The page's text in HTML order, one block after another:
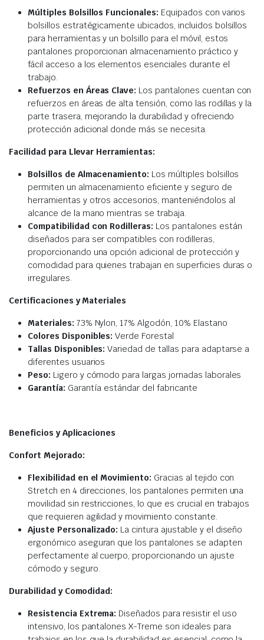
Múltiples Bolsillos Funcionales: Equipados con varios
bolsillos estratégicamente ubicados, incluidos bolsillos
para herramientas y un bolsillo para el móvil, estos
pantalones proporcionan almacenamiento práctico y
fácil acceso a los elementos esenciales durante el
trabajo.
Refuerzos en Áreas Clave: Los pantalones cuentan con
refuerzos en áreas de alta tensión, como las rodillas y la
parte trasera, mejorando la durabilidad y ofreciendo
protección adicional donde más se necesita.
Facilidad para Llevar Herramientas:
Bolsillos de Almacenamiento: Los múltiples bolsillos
permiten un almacenamiento eficiente y seguro de
herramientas y otros accesorios, manteniéndolos al
alcance de la mano mientras se trabaja.
Compatibilidad con Rodilleras: Los pantalones están
diseñados para ser compatibles con rodilleras,
proporcionando una opción adicional de protección y
comodidad para quienes trabajan en superficies duras o
irregulares.
Certificaciones y Materiales
Materiales: 73% Nylon, 17% Algodón, 10% Elastano
Colores Disponibles: Verde Forestal
Tallas Disponibles: Variedad de tallas para adaptarse a
diferentes usuarios
Peso: Ligero y cómodo para largas jornadas laborales
Garantía: Garantía estándar del fabricante
Beneficios y Aplicaciones
Confort Mejorado:
Flexibilidad en el Movimiento: Gracias al tejido con
Stretch en 4 direcciones, los pantalones permiten una
movilidad sin restricciones, lo que es crucial en trabajos
que requieren agilidad y movimiento constante.
Ajuste Personalizado: La cintura ajustable y el diseño
ergonómico aseguran que los pantalones se adapten
perfectamente al cuerpo, proporcionando un ajuste
cómodo y seguro.
Durabilidad y Comodidad:
Resistencia Extrema: Diseñados para resistir el uso
intensivo, los pantalones X-Treme son ideales para